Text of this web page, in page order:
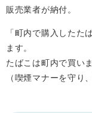
販売業者が納付。
「町内で購入したた
ます。
たばこは町内で買い
（喫煙マナーを守り